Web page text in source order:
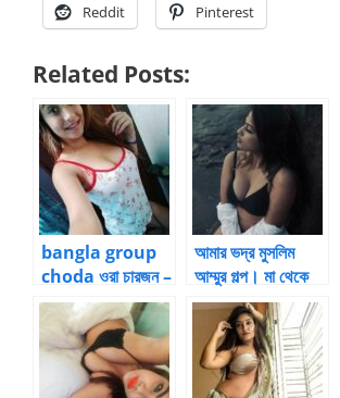
Reddit Pinterest
Related Posts:
bangla group
choda ওরা চারজন –
Bangla New
Choti Golpo
আমার ভদ্র মুসলিম
আম্মুর গল্প। মা থেকে
মাগী।